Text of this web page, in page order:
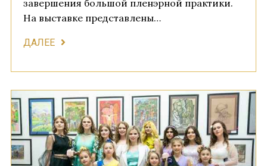
завершения большой пленэрной практики.
На выставке представлены…
ДАЛЕЕ